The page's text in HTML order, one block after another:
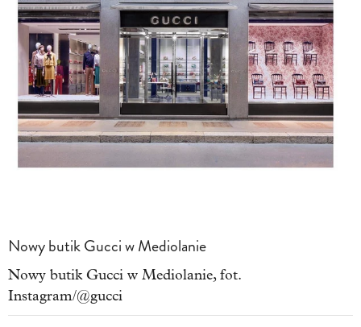
Nowy butik Gucci w Mediolanie
Nowy butik Gucci w Mediolanie, fot.
Instagram/@gucci